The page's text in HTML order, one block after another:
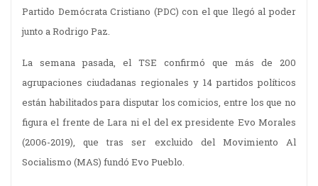
Partido Demócrata Cristiano (PDC) con el que llegó al poder
junto a Rodrigo Paz.
La semana pasada, el TSE confirmó que más de 200
agrupaciones ciudadanas regionales y 14 partidos políticos
están habilitados para disputar los comicios, entre los que no
figura el frente de Lara ni el del ex presidente Evo Morales
(2006-2019), que tras ser excluido del Movimiento Al
Socialismo (MAS) fundó Evo Pueblo.